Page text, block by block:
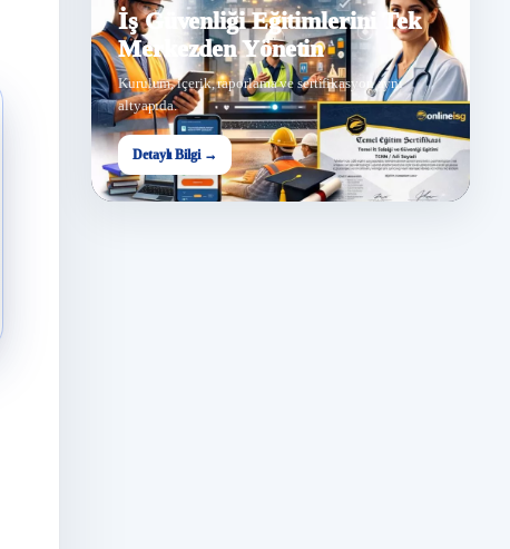
İş Güvenliği Eğitimlerini Tek
Merkezden Yönetin
Kurulum, içerik, raporlama ve sertifikasyon aynı
altyapıda.
Detaylı Bilgi →